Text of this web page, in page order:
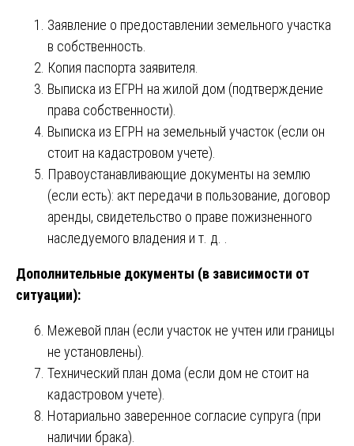
Заявление о предоставлении земельного участка
в собственность.
Копия паспорта заявителя.
Выписка из ЕГРН на жилой дом (подтверждение
права собственности).
Выписка из ЕГРН на земельный участок (если он
стоит на кадастровом учете).
Правоустанавливающие документы на землю
(если есть): акт передачи в пользование, договор
аренды, свидетельство о праве пожизненного
наследуемого владения и т. д. .
Дополнительные документы (в зависимости от
ситуации):
Межевой план (если участок не учтен или границы
не установлены).
Технический план дома (если дом не стоит на
кадастровом учете).
Нотариально заверенное согласие супруга (при
наличии брака).